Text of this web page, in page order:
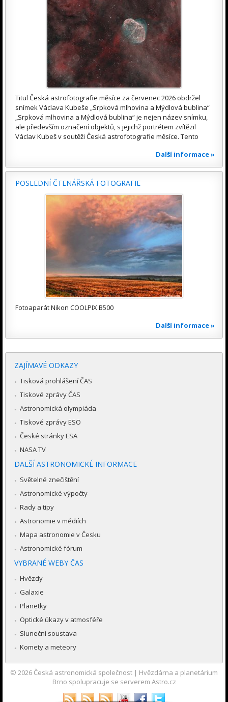
Titul Česká astrofotografie měsíce za červenec 2026 obdržel
snímek Václava Kubeše „Srpková mlhovina a Mýdlová bublina“
„Srpková mlhovina a Mýdlová bublina“ je nejen název snímku,
ale především označení objektů, s jejichž portrétem zvítězil
Václav Kubeš v soutěži Česká astrofotografie měsíce. Tento
Další informace »
POSLEDNÍ ČTENÁŘSKÁ FOTOGRAFIE
Fotoaparát Nikon COOLPIX B500
Další informace »
ZAJÍMAVÉ ODKAZY
Tisková prohlášení ČAS
Tiskové zprávy ČAS
Astronomická olympiáda
Tiskové zprávy ESO
České stránky ESA
NASA TV
DALŠÍ ASTRONOMICKÉ INFORMACE
Světelné znečištění
Astronomické výpočty
Rady a tipy
Astronomie v médiích
Mapa astronomie v Česku
Astronomické fórum
VYBRANÉ WEBY ČAS
Hvězdy
Galaxie
Planetky
Optické úkazy v atmosféře
Sluneční soustava
Komety a meteory
© 2026 Česká astronomická společnost | Hvězdárna a planetárium
Brno spolupracuje se serverem Astro.cz